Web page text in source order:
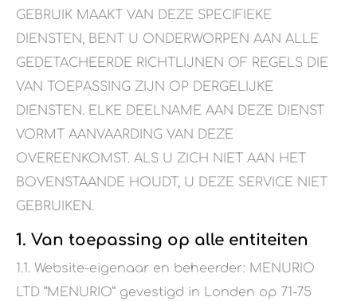
GEBRUIK MAAKT VAN DEZE SPECIFIEKE
DIENSTEN, BENT U ONDERWORPEN AAN ALLE
GEDETACHEERDE RICHTLIJNEN OF REGELS DIE
VAN TOEPASSING ZIJN OP DERGELIJKE
DIENSTEN. ELKE DEELNAME AAN DEZE DIENST
VORMT AANVAARDING VAN DEZE
OVEREENKOMST. ALS U ZICH NIET AAN HET
BOVENSTAANDE HOUDT, U DEZE SERVICE NIET
GEBRUIKEN.
1. Van toepassing op alle entiteiten
1.1. Website-eigenaar en beheerder: MENURIO
LTD “MENURIO” gevestigd in Londen op 71-75